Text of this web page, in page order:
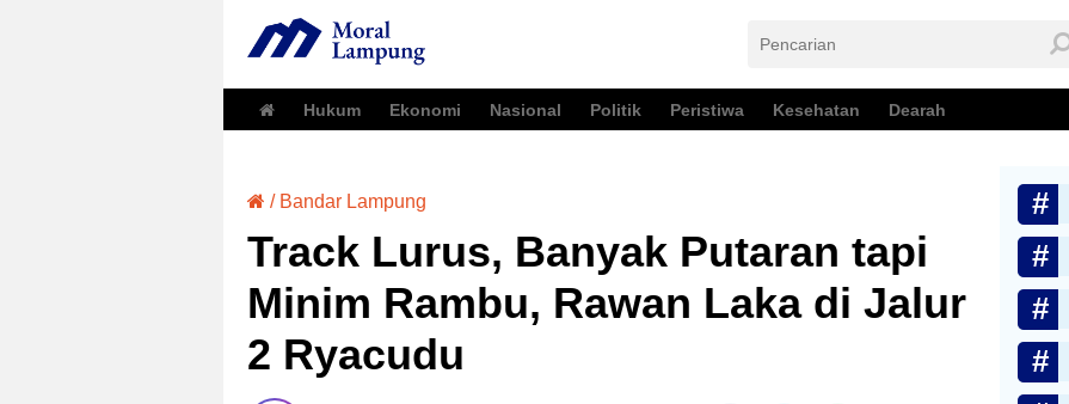
Hukum Ekonomi Nasional Politik Peristiwa Kesehatan Dearah
/ Bandar Lampung
Track Lurus, Banyak Putaran tapi
Minim Rambu, Rawan Laka di Jalur
2 Ryacudu